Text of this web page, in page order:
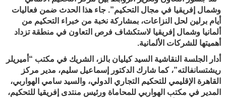
وشمال إفريقيا في مجال التحكيم”. جاء هذا الحدث ضمن فعاليات
أيام برلين لحل النزاعات، بمشاركة نخبة من خبراء التحكيم من
ألمانيا وشمال إفريقيا لاستكشاف فرص التعاون في منطقة تزداد
أهميتها للشركات الألمانية.
أدار الجلسة النقاشية السيد كيليان بالز، الشريك في مكتب “أميريلر
ريشتسانفالته”، كما شارك الدكتور إسماعيل سليم، مدير مركز
القاهرة الإقليمي للتحكيم التجاري الدولي، والسيد سامي الهواربي،
المدير في مكتب الهواربي للمحاماة ورئيس منتدى إفريقيا للتحكيم،